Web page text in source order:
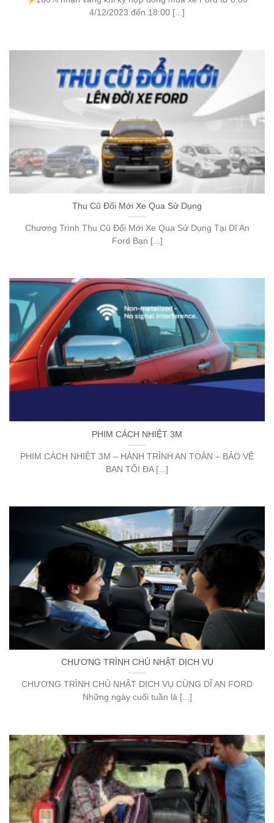
4/12/2023 đến 18:00 [...]
Thu Cũ Đổi Mới Xe Qua Sử Dụng
Chương Trình Thu Cũ Đổi Mới Xe Qua Sử Dụng Tại Dĩ An
Ford Bạn [...]
PHIM CÁCH NHIỆT 3M
PHIM CÁCH NHIỆT 3M – HÀNH TRÌNH AN TOÀN – BẢO VỆ
BẠN TỐI ĐA [...]
CHƯƠNG TRÌNH CHỦ NHẬT DỊCH VỤ
CHƯƠNG TRÌNH CHỦ NHẬT DỊCH VỤ CÙNG DĨ AN FORD
Những ngày cuối tuần là [...]